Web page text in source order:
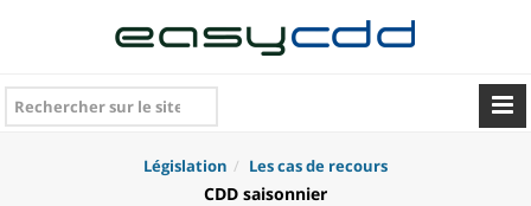
Législation Les cas de recours
CDD saisonnier